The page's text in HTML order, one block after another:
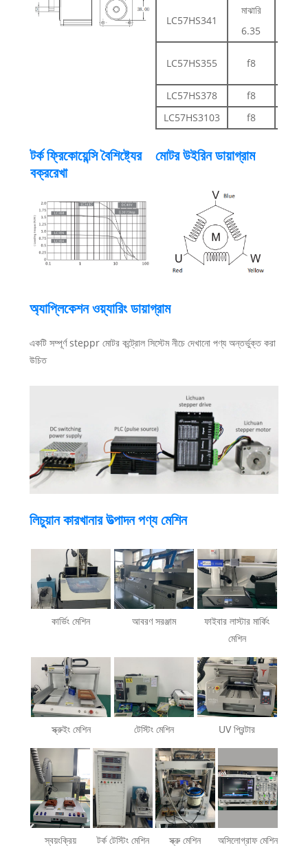
LC57HS341
মাঝারি
6.35
LC57HS355 f8
LC57HS378
f8
LC57HS3103
f8
টর্ক ফ্রিকোয়েন্সি বৈশিষ্ট্যের
বক্ররেখা
মোটর উইরিন ডায়াগ্রাম
অ্যাপ্লিকেশন ওয়্যারিং ডায়াগ্রাম
একটি সম্পূর্ণ steppr মোটর কন্ট্রোল সিস্টেম নীচে দেখানো পণ্য অন্তর্ভুক্ত করা
উচিত
লিচুয়ান কারখানার উত্পাদন পণ্য মেশিন
কার্ভিং মেশিন আবরণ সরঞ্জাম
ফাইবার লাস্টার মার্কিং
মেশিন
স্ক্রুইং মেশিন টেস্টিং মেশিন UV প্রিন্টার
স্বয়ংক্রিয়
টর্ক টেস্টিং মেশিন
স্ক্রু মেশিন অসিলোগ্রাফ মেশিন